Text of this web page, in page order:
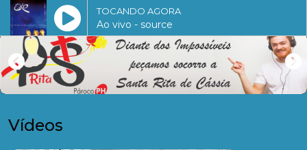
TOCANDO AGORA
Ao vivo - source
Vídeos